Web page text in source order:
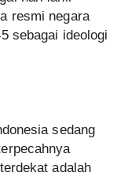
resmi negara
sebagai ideologi
sedang
adalah